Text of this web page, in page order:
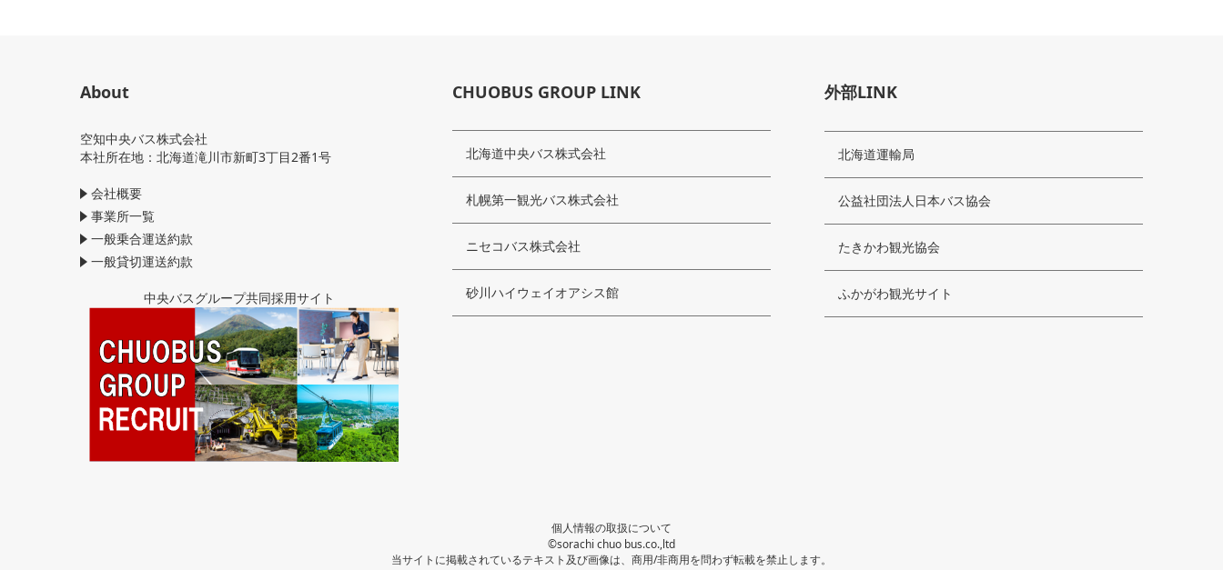
About
空知中央バス株式会社
本社所在地：北海道滝川市新町3丁目2番1号
会社概要
事業所一覧
一般乗合運送約款
一般貸切運送約款
中央バスグループ共同採用サイト
CHUOBUS GROUP LINK
北海道中央バス株式会社
札幌第一観光バス株式会社
ニセコバス株式会社
砂川ハイウェイオアシス館
外部LINK
北海道運輸局
公益社団法人日本バス協会
たきかわ観光協会
ふかがわ観光サイト
個人情報の取扱について
©sorachi chuo bus.co.,ltd
当サイトに掲載されているテキスト及び画像は、商用/非商用を問わず転載を禁止します。